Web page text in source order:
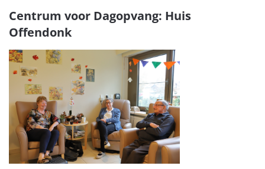
Centrum voor Dagopvang: Huis
Offendonk